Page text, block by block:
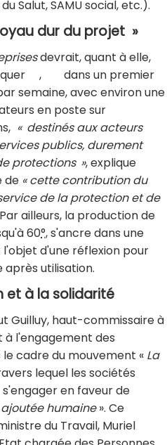
Salut, SAMU social, etc.).
dur du projet »
devrait, quant à elle,
,
dans un premier
semaine, avec environ une
en poste sur
« destinés aux acteurs
publics, durement
protections », explique
de « cette contribution du
de la protection et de
Par ailleurs, la production de
60°, s'ancre dans une
d'une réflexion pour
utilisation.
et à la solidarité
Guilluy, haut-commissaire à
à l'engagement des
cadre du mouvement « La
lequel les sociétés
en faveur de
humaine». Ce
du Travail, Muriel